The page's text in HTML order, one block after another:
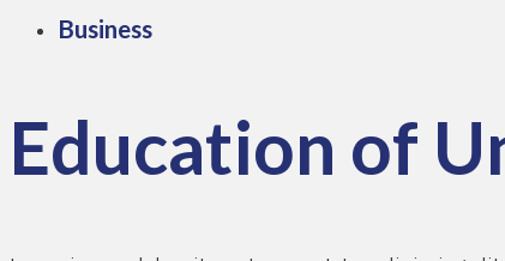
Business
Education of